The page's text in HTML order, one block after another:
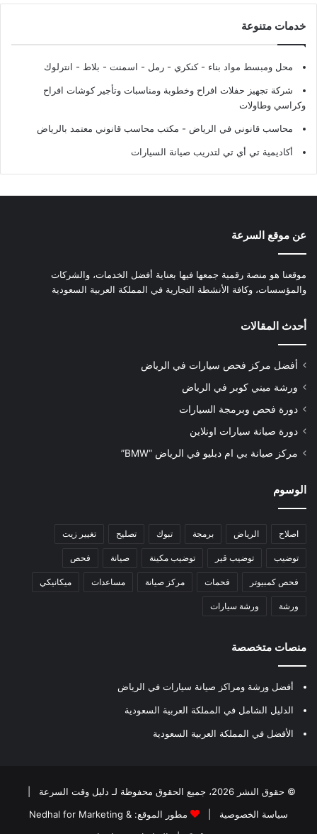
خدمات متنوعة
محل ومبسط مواد بناء - كنكري - رمل - اسمنت - بلاط - انترلوك
شركة تجهيز حفلات افراح وخطوبة ومناسبات وتأجير كوشات افراح
وكراسي وطاولات
محاسب قانوني في الرياض - مكتب محاسب قانوني معتمد بالرياض
أكاديمية تي أي تي لتدريب صيانة السيارات
عن موقع السرعة
موقعنا هو منصة رقمية جمعها فيها بعناية أفضل الخدمات، والشركات
والمؤسسات، وكافة الأنشطة التجارية في المملكة العربية السعودية
أحدث المقالات
أفضل مركز فحص سيارات في الرياض
ورشة ميني كوبر في الرياض
دورة فحص وبرمجة السيارات
دورة صيانة سيارات اونلاين
مركز صيانة بي ام دبليو في الرياض “BMW”
الوسوم
اصلاح الرياض برمجة تبوك تصليح تغيير زيت
توضيب توضيب قير توضيب مكينة صيانة فحص
فحص كمبيوتر فحمات مركز صيانة مساعدات ميكانيكي
ورشة ورشة سيارات
منصات متخصصة
أفضل ورشة ومراكز صيانة سيارات في الرياض
الدليل الشامل في المملكة العربية السعودية
الأفضل في المملكة العربية السعودية
© حقوق النشر 2026، جميع الحقوق محفوظة لـ دليل وقت السرعة
سياسة الخصوصية
مطور الموقع: Nedhal for Marketing &